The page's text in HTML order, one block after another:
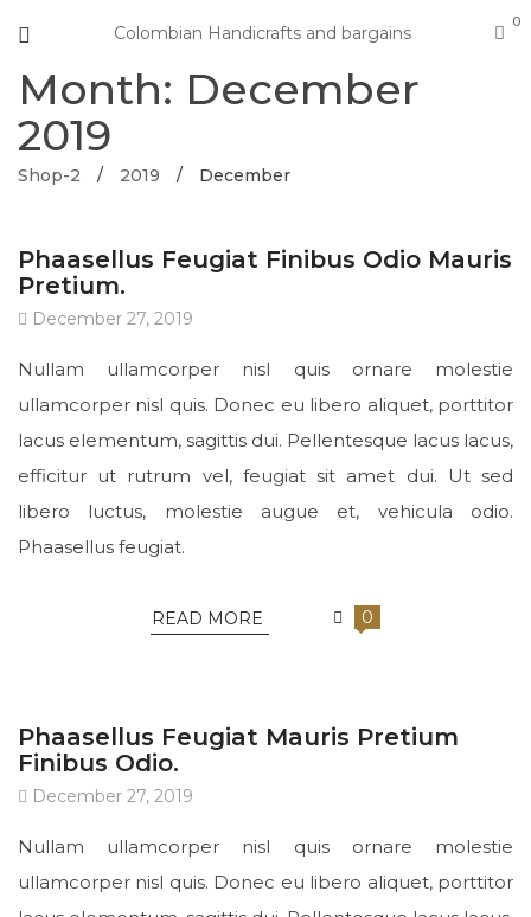
Colombian Handicrafts and bargains
0
Month: December
2019
Shop-2 / 2019 / December
UNCATEGORIZED
Phaasellus Feugiat Finibus Odio Mauris
Pretium.
December 27, 2019
Nullam ullamcorper nisl quis ornare molestie
ullamcorper nisl quis. Donec eu libero aliquet, porttitor
lacus elementum, sagittis dui. Pellentesque lacus lacus,
efficitur ut rutrum vel, feugiat sit amet dui. Ut sed
libero luctus, molestie augue et, vehicula odio.
Phaasellus feugiat.
READ MORE 0
Phaasellus Feugiat Mauris Pretium
Finibus Odio.
December 27, 2019
Nullam ullamcorper nisl quis ornare molestie
ullamcorper nisl quis. Donec eu libero aliquet, porttitor